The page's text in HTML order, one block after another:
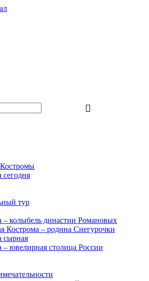
󰍉
сегодня
тур
– колыбель династии Романовых
Кострома – родина Снегурочки
сырная
– ювелирная столица России